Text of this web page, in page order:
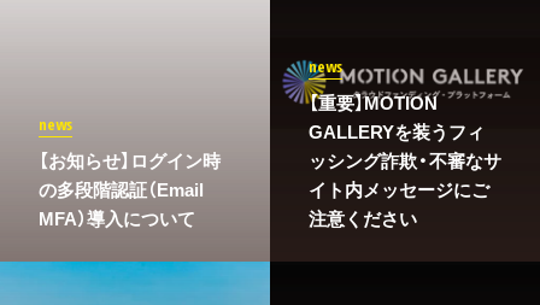
news
​【お知らせ】ログイン時
の多段階認証（Email
MFA）導入について
news
【重要】MOTION
GALLERYを装うフィ
ッシング詐欺・不審なサ
イト内メッセージにご
注意ください